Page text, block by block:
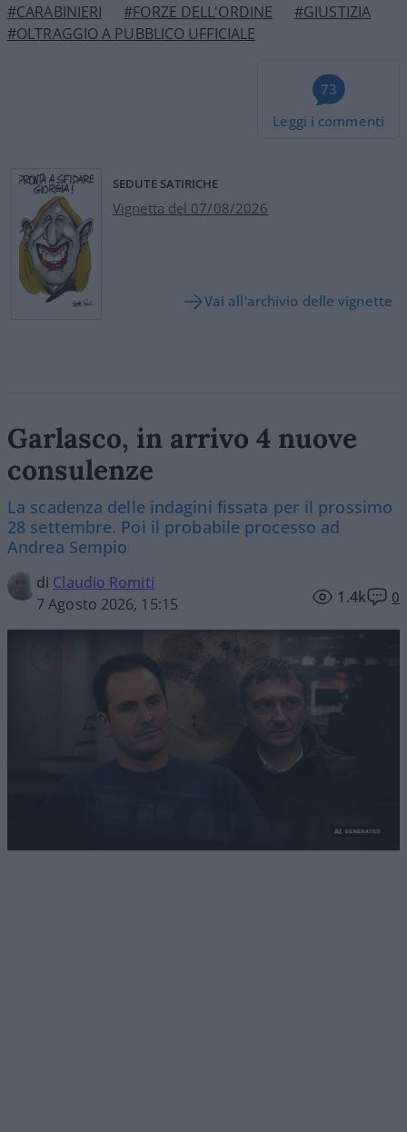
#CARABINIERI #FORZE DELL'ORDINE
#GIUSTIZIA
#OLTRAGGIO A PUBBLICO UFFICIALE
73
Leggi i commenti
SEDUTE SATIRICHE
Vignetta del 07/08/2026
Vai all'archivio delle vignette
Garlasco, in arrivo 4 nuove
consulenze
La scadenza delle indagini fissata per il prossimo
28 settembre. Poi il probabile processo ad
Andrea Sempio
di Claudio Romiti
7 Agosto 2026, 15:15
1.4k 0